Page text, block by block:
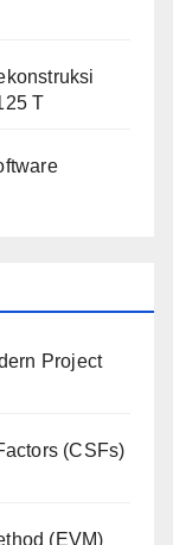
T
Project
(CSFs)
(EVM)